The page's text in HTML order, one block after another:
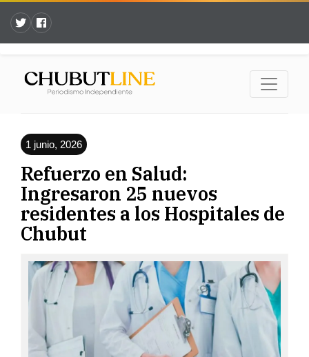
1 junio, 2026
Refuerzo en Salud:
Ingresaron 25 nuevos
residentes a los Hospitales de
Chubut